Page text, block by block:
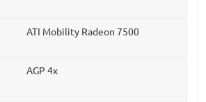
ATI Mobility Radeon 7500
AGP 4x